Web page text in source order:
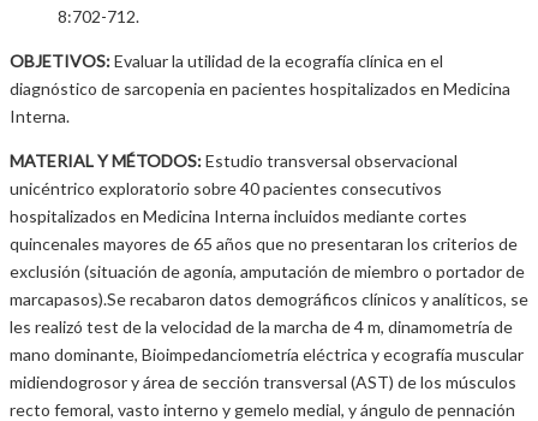
8:702-712.
OBJETIVOS:Evaluar la utilidad de la ecografía clínica en el
diagnóstico de sarcopenia en pacientes hospitalizados en Medicina
Interna.
MATERIAL Y MÉTODOS:Estudio transversal observacional
unicéntrico exploratorio sobre 40 pacientes consecutivos
hospitalizados en Medicina Interna incluidos mediante cortes
quincenales mayores de 65 años que no presentaran los criterios de
exclusión (situación de agonía, amputación de miembro o portador de
marcapasos).Se recabaron datos demográficos clínicos y analíticos, se
les realizó test de la velocidad de la marcha de 4 m, dinamometría de
mano dominante, Bioimpedanciometría eléctrica y ecografía muscular
midiendogrosor y área de sección transversal (AST) de los músculos
recto femoral, vasto interno y gemelo medial, y ángulo de pennación